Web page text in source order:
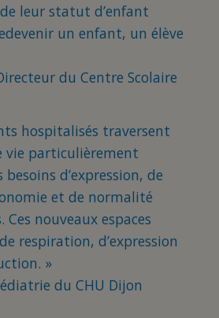
leur statut d’enfant
un enfant, un élève
du Centre Scolaire
hospitalisés traversent
vie particulièrement
d’expression, de
et de normalité
nouveaux espaces
respiration, d’expression
»
du CHU Dijon